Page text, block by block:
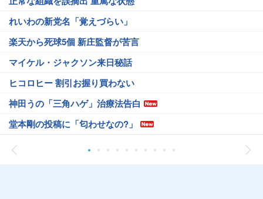
れいわの新党名「覚えづらい」
楽天から死球5個 新庄監督が苦言
マイケル・ジャクソン来日秘話
ヒコロヒー 割引お握り買わない
神田うの「三角ハゲ」治療法告白
堂本剛の投稿に「匂わせなの?」